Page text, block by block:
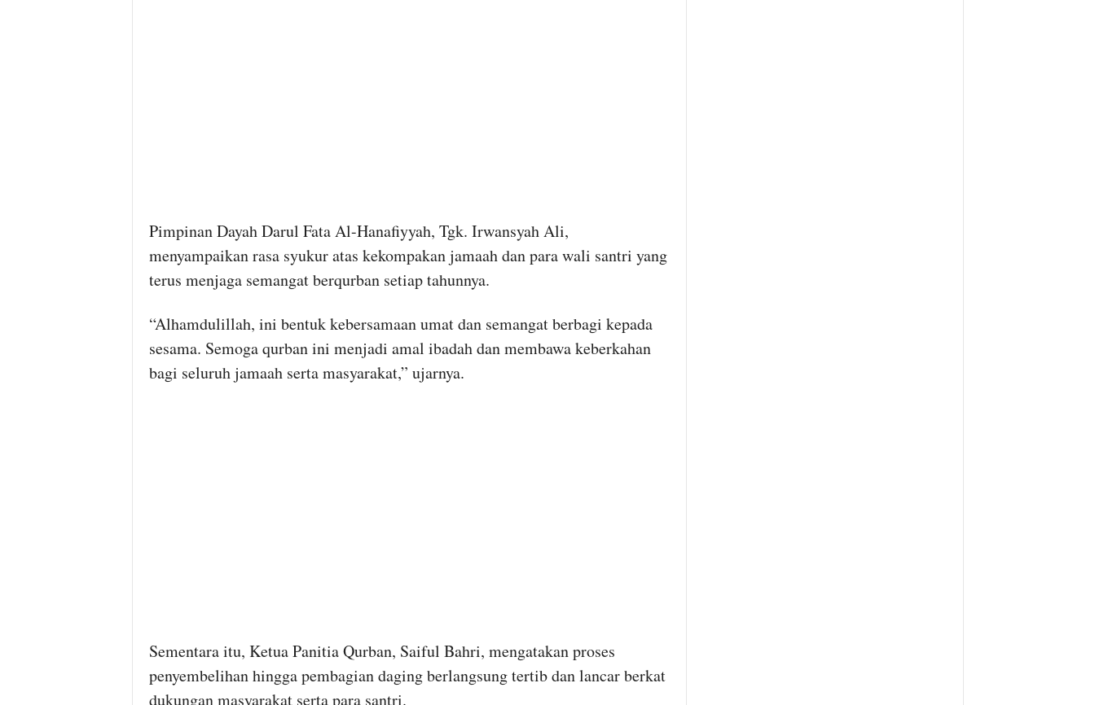
Pimpinan Dayah Darul Fata Al-Hanafiyyah, Tgk. Irwansyah Ali,
menyampaikan rasa syukur atas kekompakan jamaah dan para wali santri yang
terus menjaga semangat berqurban setiap tahunnya.
“Alhamdulillah, ini bentuk kebersamaan umat dan semangat berbagi kepada
sesama. Semoga qurban ini menjadi amal ibadah dan membawa keberkahan
bagi seluruh jamaah serta masyarakat,” ujarnya.
Sementara itu, Ketua Panitia Qurban, Saiful Bahri, mengatakan proses
penyembelihan hingga pembagian daging berlangsung tertib dan lancar berkat
dukungan masyarakat serta para santri.